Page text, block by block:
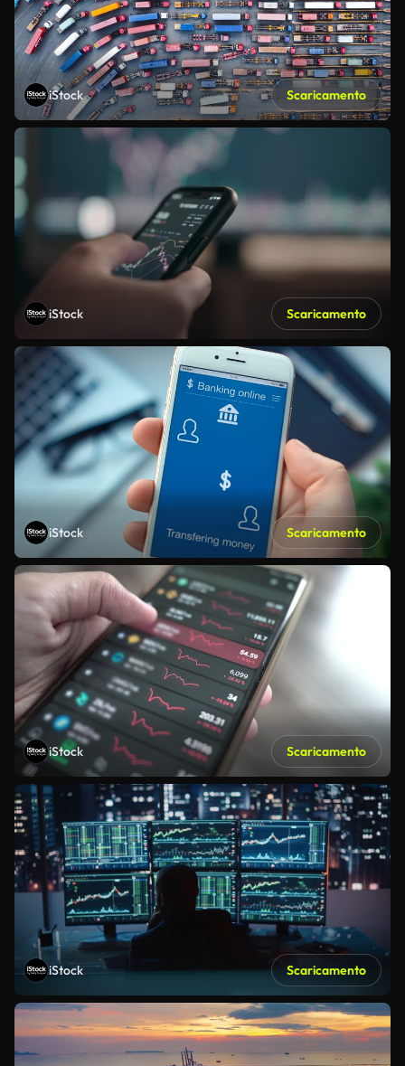
iStock Scaricamento
iStock Scaricamento
iStock Scaricamento
iStock Scaricamento
iStock Scaricamento